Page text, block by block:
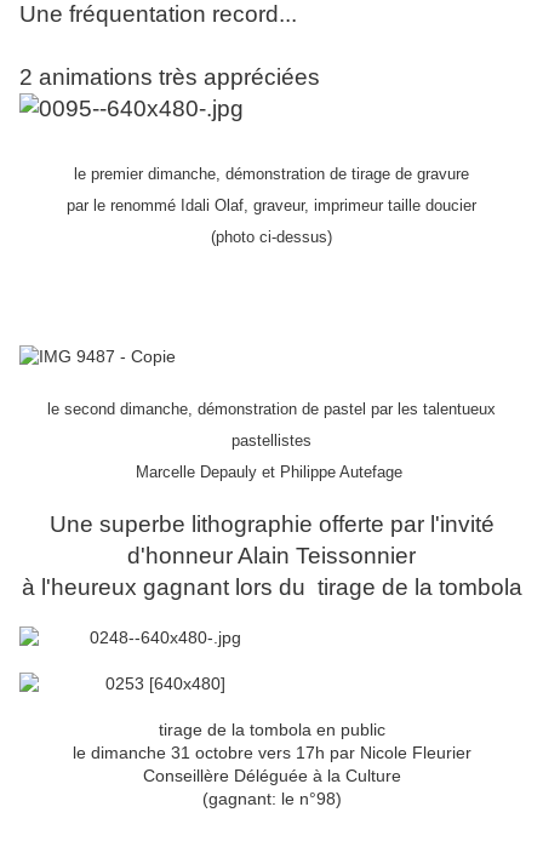
Une fréquentation record...
2 animations très appréciées
le premier dimanche, démonstration de tirage de gravure
par le renommé Idali Olaf, graveur, imprimeur taille doucier
(photo ci-dessus)
le second dimanche, démonstration de pastel par les talentueux
pastellistes
Marcelle Depauly et Philippe Autefage
Une superbe lithographie offerte par l'invité
d'honneur Alain Teissonnier
à l'heureux gagnant lors du tirage de la tombola
tirage de la tombola en public
le dimanche 31 octobre vers 17h par Nicole Fleurier
Conseillère Déléguée à la Culture
(gagnant: le n°98)